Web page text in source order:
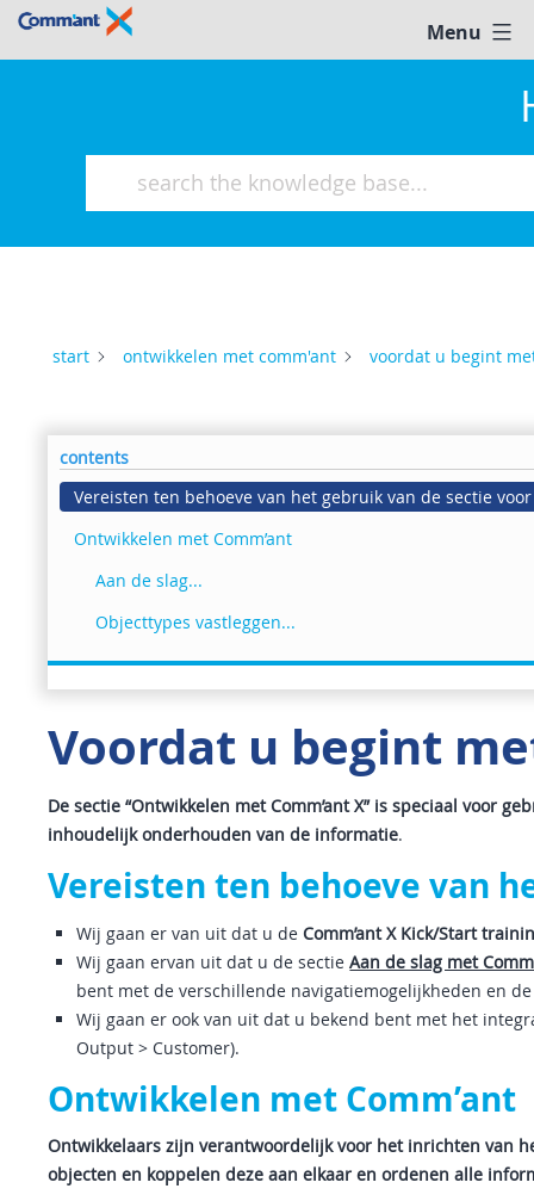
Ga
help
@
Menu
start ontwikkelen met comm'ant voordat u begint
contents
Vereisten ten behoeve van het gebruik van de sectie
Ontwikkelen met Comm’ant
Aan de slag...
Objecttypes vastleggen...
Voordat u begint
De sectie “Ontwikkelen met Comm’ant X” is speciaal voor
inhoudelijk onderhouden van de informatie.
Vereisten ten behoeve van
Wij gaan er van uit dat u deComm’ant X Kick/Start
Wij gaan ervan uit dat u de sectieAan de slag met
bent met de verschillende navigatiemogelijkheden en
Wij gaan er ook van uit dat u bekend bent met het
Output > Customer).
Ontwikkelen met Comm’ant
Ontwikkelaars zijn verantwoordelijk voor het inrichten van
objecten en koppelen deze aan elkaar en ordenen alle